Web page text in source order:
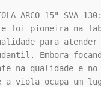
ARCO 15" SVA-130:
foi pioneira na
para atender
Embora
na qualidade e
a viola ocupa um